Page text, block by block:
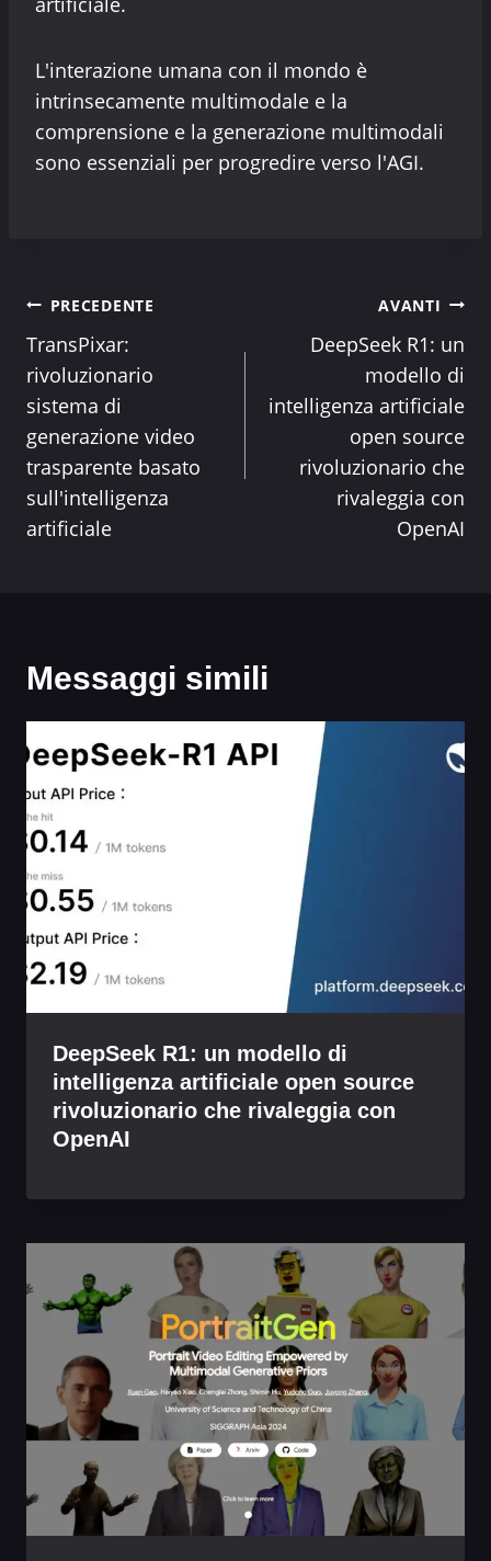
L'interazione umana con il mondo è
intrinsecamente multimodale e la
comprensione e la generazione multimodali
sono essenziali per progredire verso l'AGI.
Navigazione
articoli
PRECEDENTE
TransPixar:
rivoluzionario
sistema di
generazione video
trasparente basato
sull'intelligenza
artificiale
AVANTI
DeepSeek R1: un
modello di
intelligenza artificiale
open source
rivoluzionario che
rivaleggia con
OpenAI
Messaggi simili
DeepSeek R1: un modello di
intelligenza artificiale open source
rivoluzionario che rivaleggia con
OpenAI